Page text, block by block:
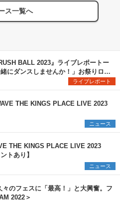
ス一覧へ
BALL 2023』ライブレポートー
にダンスしませんか！」お祭りロッ
を発揮
ライブレポート
THE KINGS PLACE LIVE 2023
ニュース
THE KINGS PLACE LIVE 2023
トあり】
ニュース
々のフェスに「最高！」と大興奮。フ
2022＞